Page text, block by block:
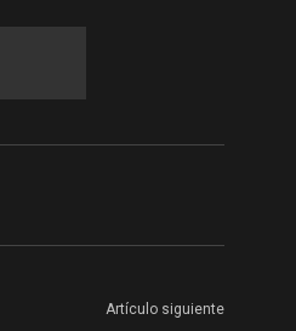
Artículo siguiente